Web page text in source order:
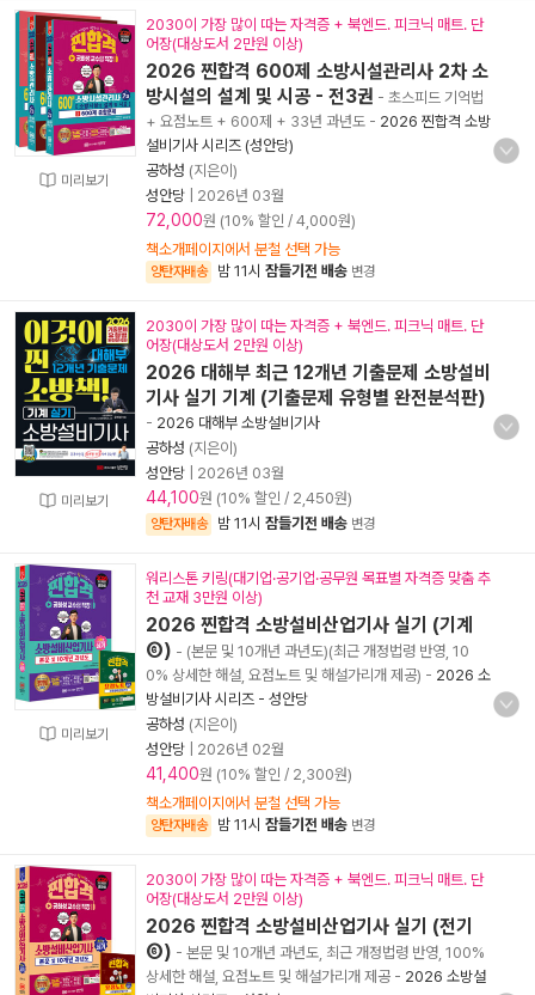
미리보기
2030이 가장 많이 따는 자격증 + 북엔드. 피크닉 매트. 단
어장(대상도서 2만원 이상)
2026 찐합격 600제 소방시설관리사 2차 소
방시설의 설계 및 시공 - 전3권 - 초스피드 기억법
+ 요점노트 + 600제 + 33년 과년도 - 2026 찐합격 소방
설비기사 시리즈 (성안당)
공하성 (지은이)
성안당
2026년 03월
72,000원 (10% 할인 / 4,000원)
책소개페이지에서 분철 선택 가능
양탄자배송 밤 11시 잠들기전 배송 변경
미리보기
2030이 가장 많이 따는 자격증 + 북엔드. 피크닉 매트. 단
어장(대상도서 2만원 이상)
2026 대해부 최근 12개년 기출문제 소방설비
기사 실기 기계 (기출문제 유형별 완전분석판)
- 2026 대해부 소방설비기사
공하성 (지은이)
성안당
2026년 03월
44,100원 (10% 할인 / 2,450원)
양탄자배송 밤 11시 잠들기전 배송 변경
미리보기
워리스톤 키링(대기업·공기업·공무원 목표별 자격증 맞춤 추
천 교재 3만원 이상)
2026 찐합격 소방설비산업기사 실기 (기계
⑥) - (본문 및 10개년 과년도)(최근 개정법령 반영, 10
0% 상세한 해설, 요점노트 및 해설가리개 제공) - 2026 소
방설비기사 시리즈 - 성안당
공하성 (지은이)
성안당
2026년 02월
41,400원 (10% 할인 / 2,300원)
책소개페이지에서 분철 선택 가능
양탄자배송 밤 11시 잠들기전 배송 변경
2030이 가장 많이 따는 자격증 + 북엔드. 피크닉 매트. 단
어장(대상도서 2만원 이상)
2026 찐합격 소방설비산업기사 실기 (전기
⑥) - 본문 및 10개년 과년도, 최근 개정법령 반영, 100%
상세한 해설, 요점노트 및 해설가리개 제공 - 2026 소방설